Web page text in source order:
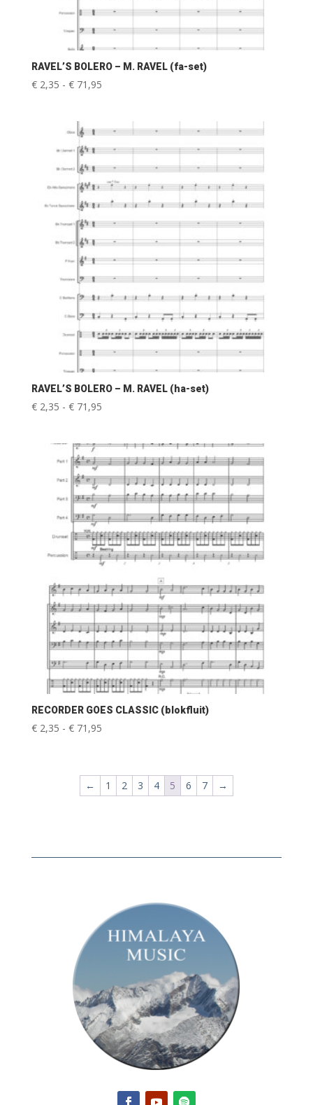
RAVEL’S BOLERO – M. RAVEL (fa-set)
€2,35 - €71,95Prijsklasse:
€ 71,95
RAVEL’S BOLERO – M. RAVEL (ha-set)
€2,35 - €71,95Prijsklasse:
€ 71,95
RECORDER GOES CLASSIC (blokfluit)
€2,35 - €71,95Prijsklasse:
€ 71,95
← 1 2 3 4 5 6 7 →